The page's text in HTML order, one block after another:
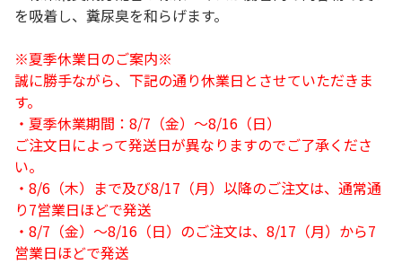
を吸着し、糞尿臭を和らげます。
※夏季休業日のご案内※
誠に勝手ながら、下記の通り休業日とさせていただきま
す。
・夏季休業期間：8/7（金）～8/16（日）
ご注文日によって発送日が異なりますのでご了承くださ
い。
・8/6（木）まで及び8/17（月）以降のご注文は、通常通
り7営業日ほどで発送
・8/7（金）～8/16（日）のご注文は、8/17（月）から7
営業日ほどで発送